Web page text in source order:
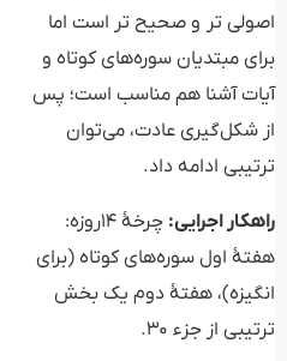
اصولی تر و صحیح تر است اما
برای مبتدیان سوره‌های کوتاه و
آیات آشنا هم مناسب‌ است؛ پس
از شکل‌گیری عادت، می‌توان
ترتیبی ادامه داد.
راهکار اجرایی:
چرخهٔ ۱۴روزه:
هفتهٔ اول سوره‌های کوتاه (برای
انگیزه)، هفتهٔ دوم یک بخش
ترتیبی از جزء ۳۰.